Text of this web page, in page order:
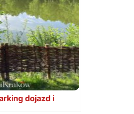
dojazd i